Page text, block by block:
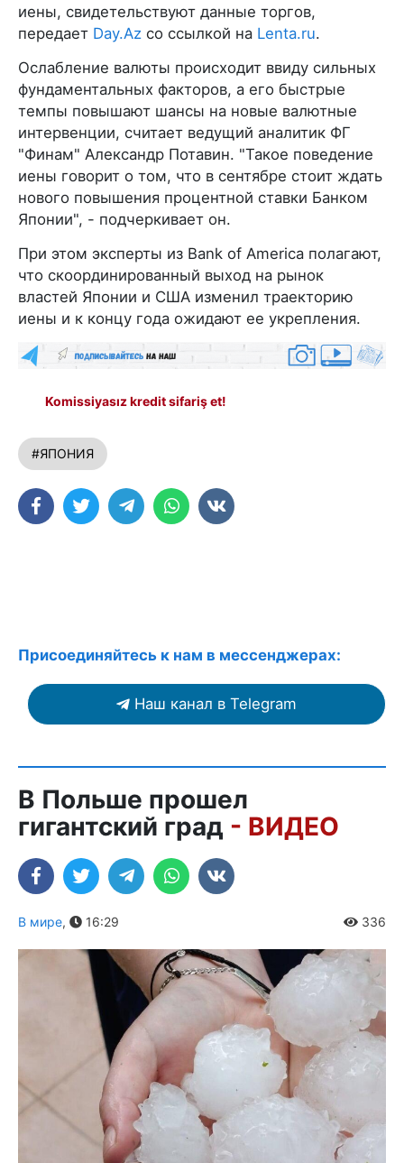
иены, свидетельствуют данные торгов,
передает Day.Az со ссылкой на Lenta.ru.
Ослабление валюты происходит ввиду сильных
фундаментальных факторов, а его быстрые
темпы повышают шансы на новые валютные
интервенции, считает ведущий аналитик ФГ
"Финам" Александр Потавин. "Такое поведение
иены говорит о том, что в сентябре стоит ждать
нового повышения процентной ставки Банком
Японии", - подчеркивает он.
При этом эксперты из Bank of America полагают,
что скоординированный выход на рынок
властей Японии и США изменил траекторию
иены и к концу года ожидают ее укрепления.
Komissiyasız kredit sifariş et!
#ЯПОНИЯ
Присоединяйтесь к нам в мессенджерах:
Наш канал в Telegram
В Польше прошел
гигантский град - ВИДЕО
В мире, 16:29 336